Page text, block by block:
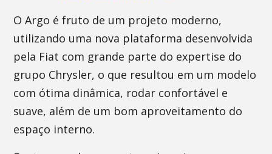
O Argo é fruto de um projeto moderno,
utilizando uma nova plataforma desenvolvida
pela Fiat com grande parte do expertise do
grupo Chrysler, o que resultou em um modelo
com ótima dinâmica, rodar confortável e
suave, além de um bom aproveitamento do
espaço interno.